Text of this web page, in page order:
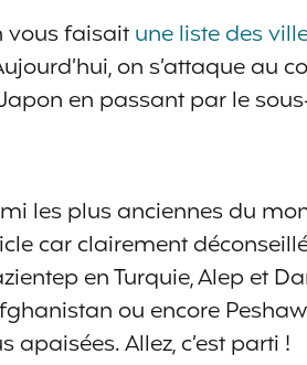
vous faisaitune liste des
on s’attaque au
en passant par le
les plus anciennes du
car clairement
en Turquie, Alep et
ou encore
Allez, c’est parti !